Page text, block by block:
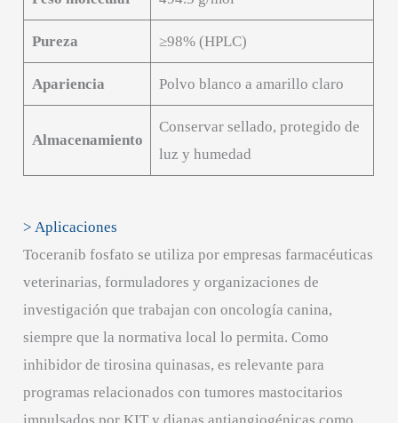
Pureza ≥98% (HPLC)
Apariencia Polvo blanco a amarillo claro
Almacenamiento
Conservar sellado, protegido de
luz y humedad
> Aplicaciones
Toceranib fosfato se utiliza por empresas farmacéuticas
veterinarias, formuladores y organizaciones de
investigación que trabajan con oncología canina,
siempre que la normativa local lo permita. Como
inhibidor de tirosina quinasas, es relevante para
programas relacionados con tumores mastocitarios